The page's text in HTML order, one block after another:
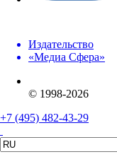
Издательство
«Медиа Сфера»
© 1998-2026
+7 (495) 482-43-29